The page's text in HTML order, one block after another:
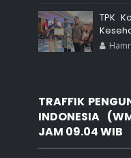
TPK
TRAFFIK
INDONESIA
JAM 09.04 WIB